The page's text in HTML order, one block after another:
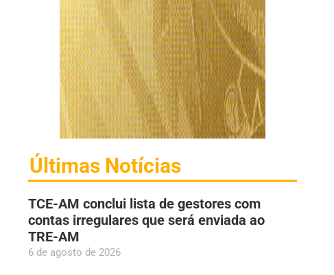
Últimas Notícias
TCE-AM conclui lista de gestores com
contas irregulares que será enviada ao
TRE-AM
6 de agosto de 2026